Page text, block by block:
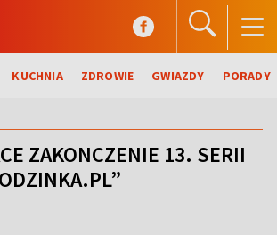
KUCHNIA ZDROWIE GWIAZDY PORADY
ZAKONCZENIE 13. SERII